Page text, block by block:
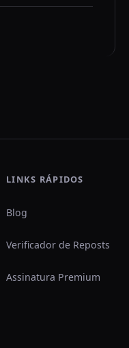
LINKS RÁPIDOS
Blog
Verificador de Reposts
Assinatura Premium